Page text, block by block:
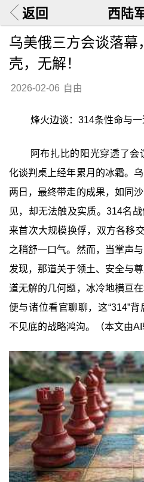
返回 西陆
乌美俄三方会谈落幕
壳，无解！
2026-02-06 自由
烽火边谈：314条性命与
阿布扎比的阳光穿透了
化谈判桌上经年累月的冰霜。
两日，最终带走的成果，如同
见，却无法触及实质。314名
来首次大规模换俘，双方各移
之稍舒一口气。然而，当掌声
发现，那道关于领土、安全与
道无解的几何题，冰冷地横亘
便与诸位看官聊聊，这“314”
不见底的战略鸿沟。（本文由AI